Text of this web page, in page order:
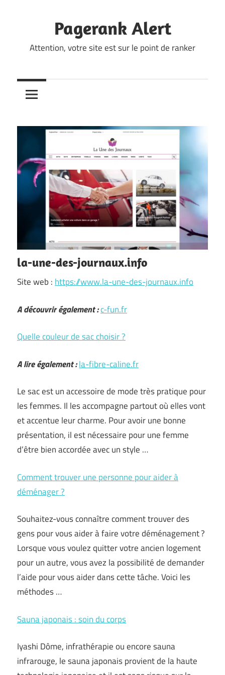
Pagerank Alert
Attention, votre site est sur le point de ranker
la-une-des-journaux.info
Site web : https://www.la-une-des-journaux.info
A découvrir également :c-fun.fr
Quelle couleur de sac choisir ?
A lire également :la-fibre-caline.fr
Le sac est un accessoire de mode très pratique pour
les femmes. Il les accompagne partout où elles vont
et accentue leur charme. Pour avoir une bonne
présentation, il est nécessaire pour une femme
d’être bien accordée avec un style …
Comment trouver une personne pour aider à
déménager ?
Souhaitez-vous connaître comment trouver des
gens pour vous aider à faire votre déménagement ?
Lorsque vous voulez quitter votre ancien logement
pour un autre, vous avez la possibilité de demander
l’aide pour vous aider dans cette tâche. Voici les
méthodes …
Sauna japonais : soin du corps
Iyashi Dôme, infrathérapie ou encore sauna
infrarouge, le sauna japonais provient de la haute